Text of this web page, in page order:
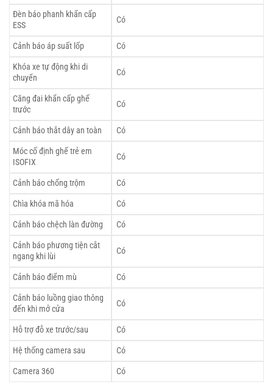
Đèn báo phanh khẩn cấp
ESS
Có
Cảnh báo áp suất lốp
Có
Khóa xe tự động khi di
chuyển
Có
Căng đai khẩn cấp ghế
trước
Có
Cảnh báo thắt dây an toàn
Có
Móc cố định ghế trẻ em
ISOFIX
Có
Cảnh báo chống trộm
Có
Chìa khóa mã hóa
Có
Cảnh báo chệch làn đường
Có
Cảnh báo phương tiện cắt
ngang khi lùi
Có
Cảnh báo điểm mù
Có
Cảnh báo luồng giao thông
đến khi mở cửa
Có
Hỗ trợ đỗ xe trước/sau
Có
Hệ thống camera sau
Có
Camera 360
Có